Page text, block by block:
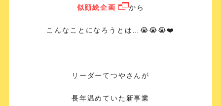
似顔絵企画 から
こんなことになろうとは…😭😭😭❤️
リーダーてつやさんが
長年温めていた新事業